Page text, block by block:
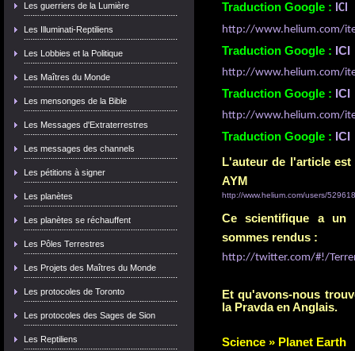
Les guerriers de la Lumière
Les Illuminati-Reptiliens
Les Lobbies et la Politique
Les Maîtres du Monde
Les mensonges de la Bible
Les Messages d'Extraterrestres
Les messages des channels
Les pétitions à signer
Les planètes
Les planètes se réchauffent
Les Pôles Terrestres
Les Projets des Maîtres du Monde
Les protocoles de Toronto
Les protocoles des Sages de Sion
Les Reptiliens
Traduction Google : ICI
http://www.helium.com/
Traduction Google : ICI
http://www.helium.com/
Traduction Google : ICI
http://www.helium.com/
Traduction Google : ICI
L'auteur de l'article
AYM
http://www.helium.com/users/529618
Ce scientifique a un
sommes rendus :
http://twitter.com/#!/
Et qu'avons-nous
la Pravda en Anglais.
Science » Planet Earth